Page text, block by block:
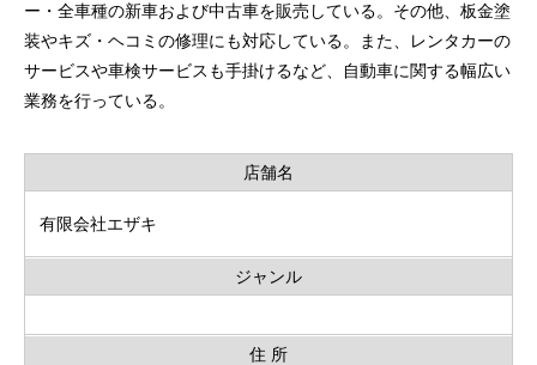
ー・全車種の新車および中古車を販売している。その他、板金塗
装やキズ・ヘコミの修理にも対応している。また、レンタカーの
サービスや車検サービスも手掛けるなど、自動車に関する幅広い
業務を行っている。
店舗名
有限会社エザキ
ジャンル
住 所